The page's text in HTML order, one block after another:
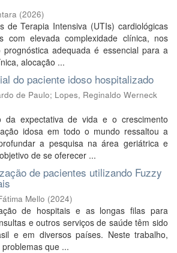
(2026)
de Terapia Intensiva (UTIs) cardiológicas
com elevada complexidade clínica, nos
adequada é essencial para a
alocação ...
do paciente idoso hospitalizado
de Paulo; Lopes, Reginaldo Werneck
da expectativa de vida e o crescimento
idosa em todo o mundo ressaltou a
a pesquisa na área geriátrica e
de se oferecer ...
de pacientes utilizando Fuzzy
Mello (2024)
de hospitais e as longas filas para
e outros serviços de saúde têm sido
e em diversos países. Neste trabalho,
que ...